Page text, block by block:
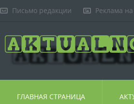
Письмо редакции Реклама
ГЛАВНАЯ СТРАНИЦА